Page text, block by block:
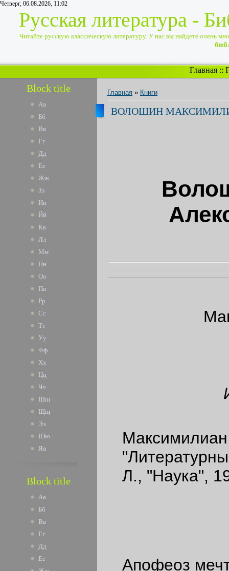
Четверг, 06.08.2026, 11:02
Русская литература -
Читайте русскую классическую литературу. У нас вы найдете очень
Главная ::
Block title
Аа
Бб
Вв
Гг
Дд
Ее
Жж
Зз
Ии
Йй
Кк
Лл
Мм
Нн
Оо
Пп
Рр
Сс
Тт
Уу
Фф
Хх
Цц
Чч
Шш
Щщ
Ээ
Юю
Яя
Block title
Аа
Бб
Вв
Гг
Дд
Ее
Главная » Книги
ВОЛОШИН
Максимилиан
Л., "Наука",
Апофеоз